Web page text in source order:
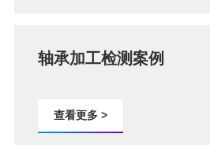
轴承加工检测案例
查看更多 >